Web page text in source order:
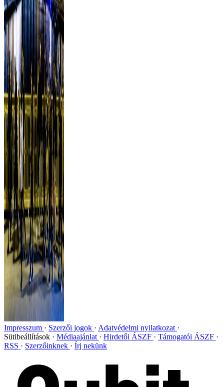
Impresszum Szerzői jogok
Adatvédelmi nyilatkozat
Sütibeállítások
Médiaajánlat Hirdetői ÁSZF
Támogatói ÁSZF
RSS
Szerzőinknek Írj nekünk